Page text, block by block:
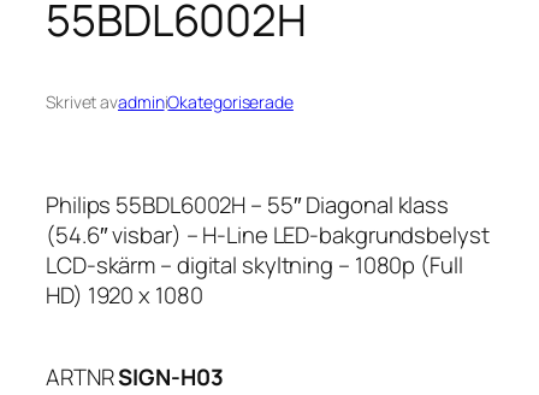
55BDL6002H
Skrivet avadminiOkategoriserade
Philips 55BDL6002H – 55″ Diagonal klass
(54.6″ visbar) – H-Line LED-bakgrundsbelyst
LCD-skärm – digital skyltning – 1080p (Full
HD) 1920 x 1080
ARTNRSIGN-H03